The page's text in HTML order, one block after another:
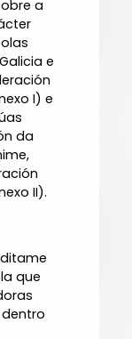
a
e
I) e
da
II).
que